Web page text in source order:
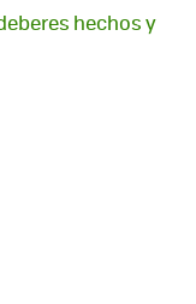
hechos y